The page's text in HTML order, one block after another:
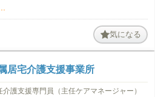
気になる
居宅介護支援事業所
介護支援専門員（主任ケアマネージャー）